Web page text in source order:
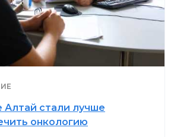
Алтай стали лучше
онкологию